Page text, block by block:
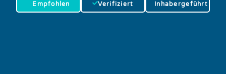
Empfohlen Verifiziert Inhabergeführt